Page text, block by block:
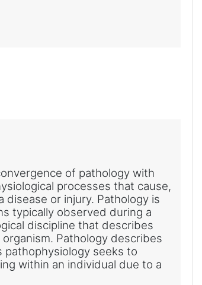
of pathology with
processes that cause,
or injury. Pathology is
typically observed during a
discipline that describes
Pathology describes
seeks to
within an individual due to a